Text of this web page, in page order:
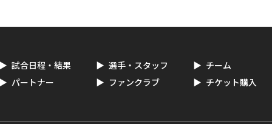
試合日程・結果 選手・スタッフ チーム
パートナー ファンクラブ チケット購入